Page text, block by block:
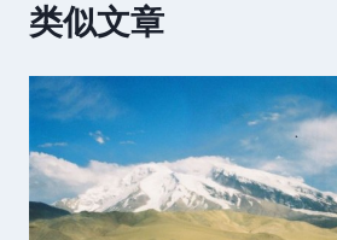
类似文章